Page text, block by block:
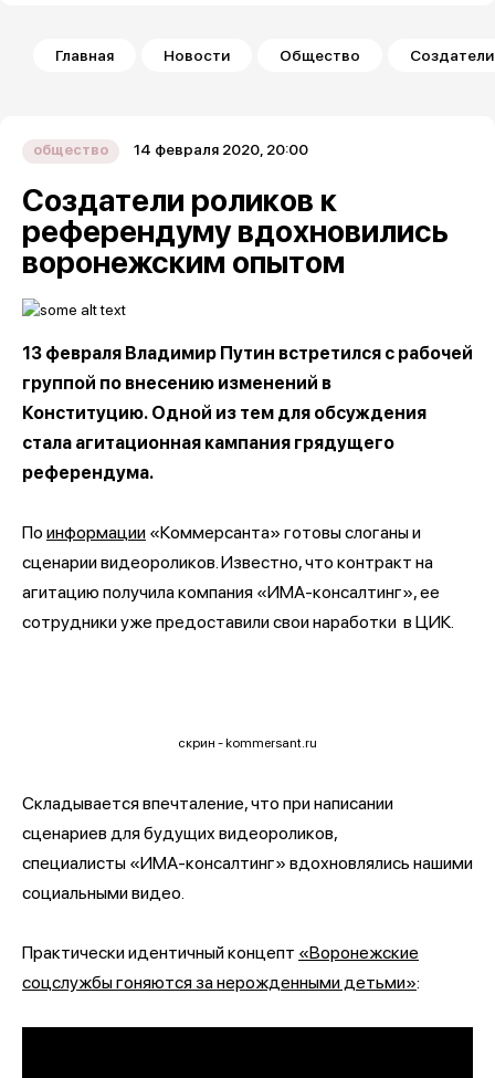
Строка навигации
Главная Новости Общество
общество 14 февраля 2020, 20:00
Создатели роликов к
референдуму вдохновились
воронежским опытом
13 февраля Владимир Путин встретился с рабочей
группой по внесению изменений в
Конституцию. Одной из тем для обсуждения
стала агитационная кампания грядущего
референдума.
По информации «Коммерсанта» готовы слоганы и
сценарии видеороликов. Известно, что контракт на
агитацию получила компания «ИМА-консалтинг», ее
сотрудники уже предоставили свои наработки в ЦИК.
скрин - kommersant.ru
Складывается впечталение, что при написании
сценариев для будущих видеороликов,
специалисты «ИМА-консалтинг» вдохновлялись нашими
социальными видео.
Практически идентичный концепт «Воронежские
соцслужбы гоняются за нерожденными детьми»: